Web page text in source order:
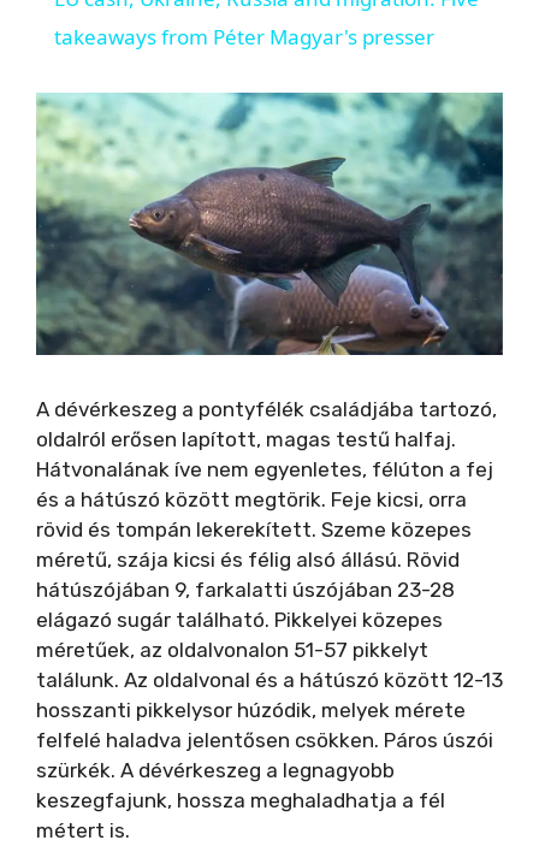
a
y
V
i
d
e
o
takeaways from Péter Magyar's presser
A dévérkeszeg a pontyfélék családjába tartozó,
oldalról erősen lapított, magas testű halfaj.
Hátvonalának íve nem egyenletes, félúton a fej
és a hátúszó között megtörik. Feje kicsi, orra
rövid és tompán lekerekített. Szeme közepes
méretű, szája kicsi és félig alsó állású. Rövid
hátúszójában 9, farkalatti úszójában 23-28
elágazó sugár található. Pikkelyei közepes
méretűek, az oldalvonalon 51-57 pikkelyt
találunk. Az oldalvonal és a hátúszó között 12-13
hosszanti pikkelysor húzódik, melyek mérete
felfelé haladva jelentősen csökken. Páros úszói
szürkék. A dévérkeszeg a legnagyobb
keszegfajunk, hossza meghaladhatja a fél
métert is.